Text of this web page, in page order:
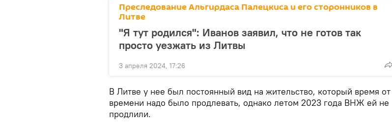
Преследование Альгирдаса Палецкиса и его сторонников в
Литве
"Я тут родился": Иванов заявил, что не готов так
просто уезжать из Литвы
3 апреля 2024, 17:26
В Литве у нее был постоянный вид на жительство, который время от
времени надо было продлевать, однако летом 2023 года ВНЖ ей не
продлили.